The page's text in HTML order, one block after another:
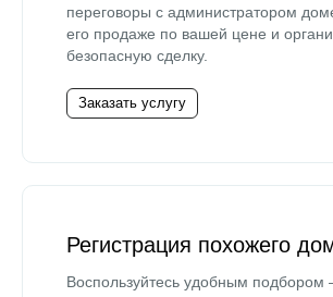
переговоры с администратором
его продаже по вашей цене и
безопасную сделку.
Заказать услугу
Регистрация похожего
Воспользуйтесь удобным